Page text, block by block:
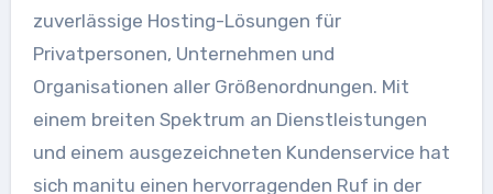
zuverlässige Hosting-Lösungen für
Privatpersonen, Unternehmen und
Organisationen aller Größenordnungen. Mit
einem breiten Spektrum an Dienstleistungen
und einem ausgezeichneten Kundenservice hat
sich manitu einen hervorragenden Ruf in der